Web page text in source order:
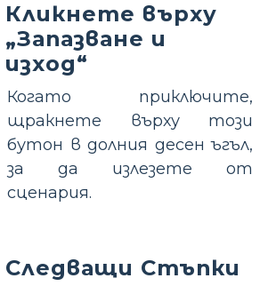
Кликнете върху
„Запазване и
изход“
Когато приключите,
щракнете върху този
бутон в долния десен ъгъл,
за да излезете от
сценария.
Следващи Стъпки